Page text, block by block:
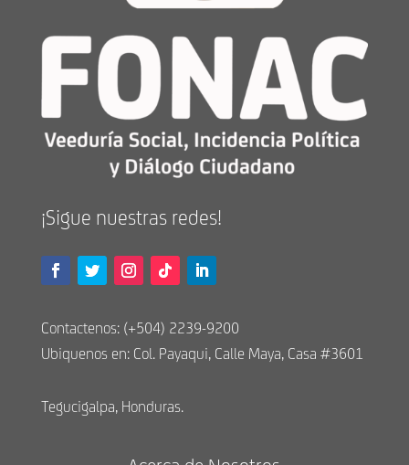
¡Sigue nuestras redes!
Contactenos: (+504) 2239-9200
Ubiquenos en: Col. Payaqui, Calle Maya, Casa #3601
Tegucigalpa, Honduras.